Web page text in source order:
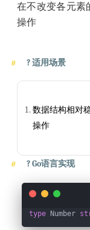
在不改变各元素
操作
?适用场景
数据结构相对
操作
?Go语言实现
type Number